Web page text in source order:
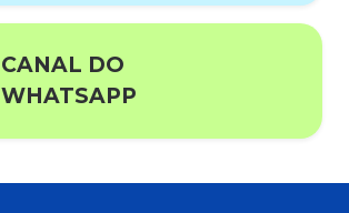
CANAL DO
WHATSAPP